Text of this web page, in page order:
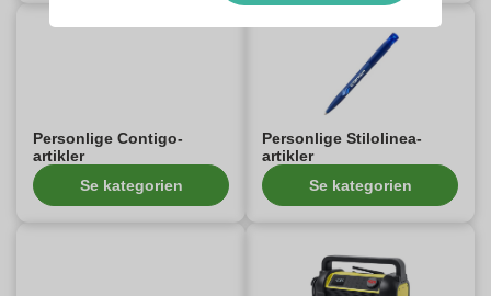
Personlige Contigo-
artikler
Se kategorien
Personlige Stilolinea-
artikler
Se kategorien